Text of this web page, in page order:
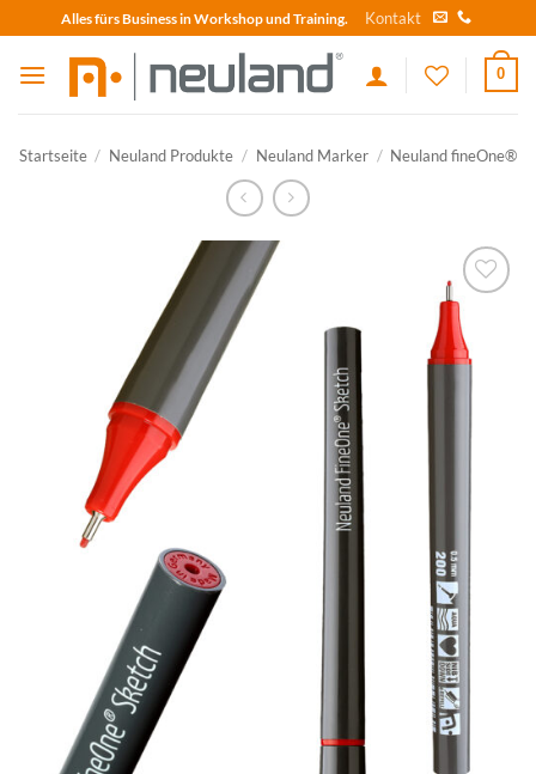
to
content
Alles fürs Business in Workshop und Training. Kontakt
0
Startseite / Neuland Produkte / Neuland Marker / Neuland fineOne®
zum
Merkzettel
hinzufügen